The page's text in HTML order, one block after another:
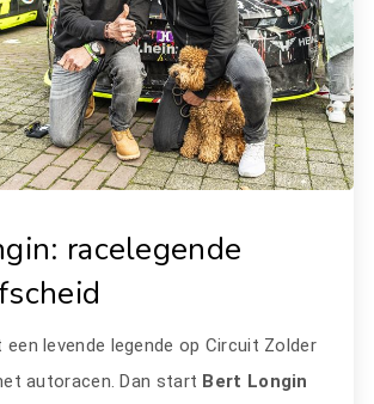
racelegende
een levende legende op Circuit Zolder
autoracen. Dan start Bert Longin